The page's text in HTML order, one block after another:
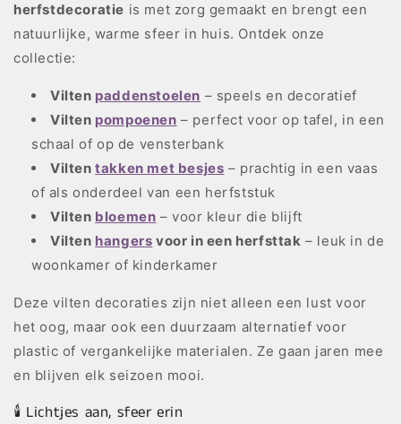
herfstdecoratie is met zorg gemaakt en brengt een
natuurlijke, warme sfeer in huis. Ontdek onze
collectie:
Vilten paddenstoelen – speels en decoratief
Vilten pompoenen – perfect voor op tafel, in een
schaal of op de vensterbank
Viltentakken met besjes – prachtig in een vaas
of als onderdeel van een herfststuk
Vilten bloemen – voor kleur die blijft
Vilten hangers voor in een herfsttak – leuk in de
woonkamer of kinderkamer
Deze vilten decoraties zijn niet alleen een lust voor
het oog, maar ook een duurzaam alternatief voor
plastic of vergankelijke materialen. Ze gaan jaren mee
en blijven elk seizoen mooi.
🕯️ Lichtjes aan, sfeer erin